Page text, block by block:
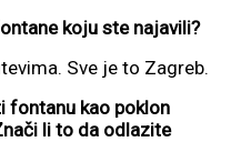
koju ste najavili?
Sve je to Zagreb.
fontanu kao poklon
li to da odlazite